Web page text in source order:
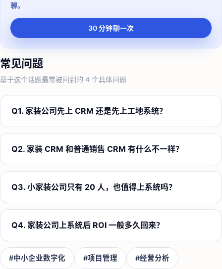
聊。
30 分钟聊一次
常见问题
基于这个话题最常被问到的 4 个具体问题
Q1. 家装公司先上 CRM 还是先上工地系统？
Q2. 家装 CRM 和普通销售 CRM 有什么不一样？
Q3. 小家装公司只有 20 人，也值得上系统吗？
Q4. 家装公司上系统后 ROI 一般多久回来？
#中小企业数字化 #项目管理 #经营分析